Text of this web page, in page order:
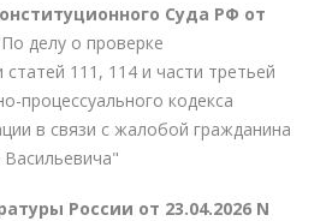
Суда РФ от
делу о проверке
статей 111, 114 и части третьей
процессуального кодекса
в связи с жалобой гражданина
России от 23.04.2026 N